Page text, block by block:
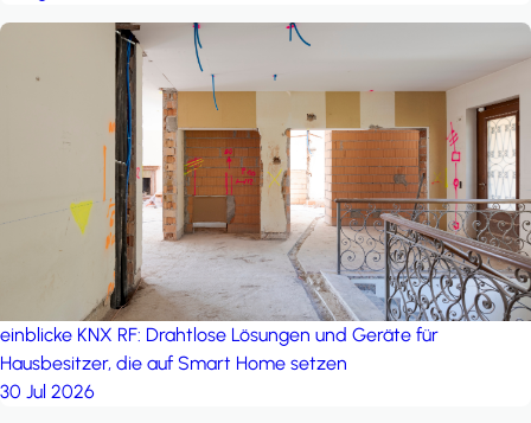
einblicke KNX RF: Drahtlose Lösungen und Geräte für
Hausbesitzer, die auf Smart Home setzen
30 Jul 2026